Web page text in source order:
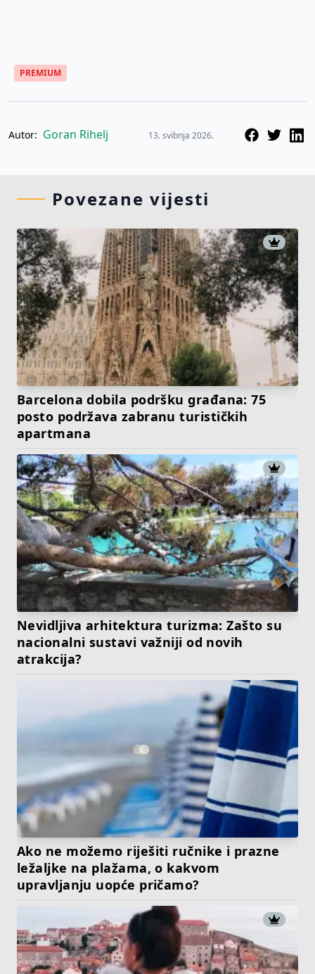
PREMIUM
Autor: Goran Rihelj 13. svibnja 2026.
Povezane vijesti
Barcelona dobila podršku građana: 75
posto podržava zabranu turističkih
apartmana
Nevidljiva arhitektura turizma: Zašto su
nacionalni sustavi važniji od novih
atrakcija?
Ako ne možemo riješiti ručnike i prazne
ležaljke na plažama, o kakvom
upravljanju uopće pričamo?